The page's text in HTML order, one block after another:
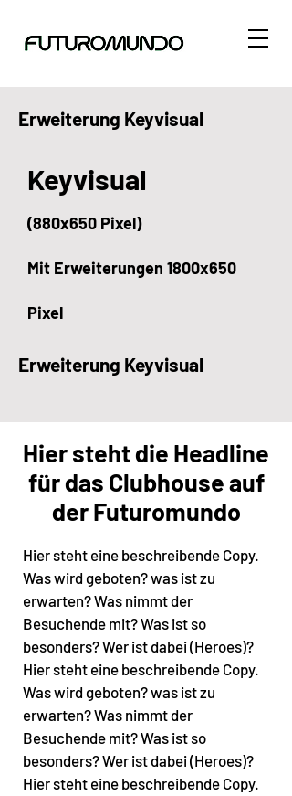
Erweiterung Keyvisual
Keyvisual
(880x650 Pixel)
Mit Erweiterungen 1800x650
Pixel
Erweiterung Keyvisual
Hier steht die Headline
für das Clubhouse auf
der Futuromundo
Hier steht eine beschreibende Copy.
Was wird geboten? was ist zu
erwarten? Was nimmt der
Besuchende mit? Was ist so
besonders? Wer ist dabei (Heroes)?
Hier steht eine beschreibende Copy.
Was wird geboten? was ist zu
erwarten? Was nimmt der
Besuchende mit? Was ist so
besonders? Wer ist dabei (Heroes)?
Hier steht eine beschreibende Copy.